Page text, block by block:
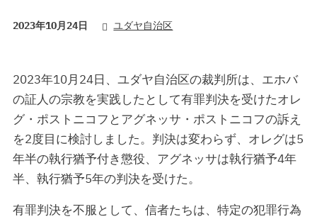
2023年10月24日 ユダヤ自治区
2023年10月24日、ユダヤ自治区の裁判所は、エホバ
の証人の宗教を実践したとして有罪判決を受けたオレ
グ・ポストニコフとアグネッサ・ポストニコフの訴え
を2度目に検討しました。判決は変わらず、オレグは5
年半の執行猶予付き懲役、アグネッサは執行猶予4年
半、執行猶予5年の判決を受けた。
有罪判決を不服として、信者たちは、特定の犯罪行為